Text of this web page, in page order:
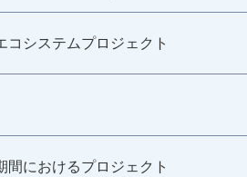
コシステムプロジェクト
間におけるプロジェクト